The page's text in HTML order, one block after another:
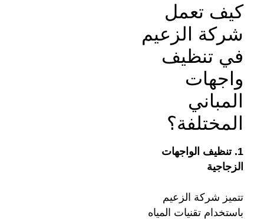
كيف تعمل
شركة الزعيم
في تنظيف
واجهات
المباني
المختلفة؟
1. تنظيف الواجهات
الزجاجية
تتميز شركة الزعيم
باستخدام تقنيات المياه